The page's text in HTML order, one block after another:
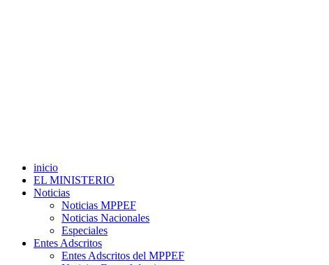
inicio
EL MINISTERIO
Noticias
Noticias MPPEF
Noticias Nacionales
Especiales
Entes Adscritos
Entes Adscritos del MPPEF